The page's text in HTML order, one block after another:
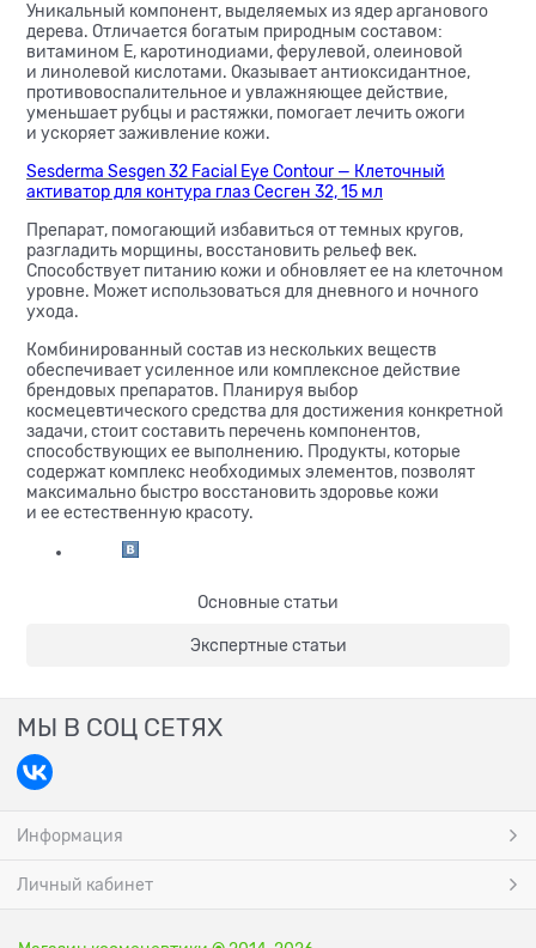
Уникальный компонент, выделяемых из ядер арганового
дерева. Отличается богатым природным составом:
витамином Е, каротинодиами, ферулевой, олеиновой
и линолевой кислотами. Оказывает антиоксидантное,
противовоспалительное и увлажняющее действие,
уменьшает рубцы и растяжки, помогает лечить ожоги
и ускоряет заживление кожи.
Sesderma Sesgen 32 Facial Eye Contour — Клеточный
активатор для контура глаз Сесген 32, 15 мл
Препарат, помогающий избавиться от темных кругов,
разгладить морщины, восстановить рельеф век.
Способствует питанию кожи и обновляет ее на клеточном
уровне. Может использоваться для дневного и ночного
ухода.
Комбинированный состав из нескольких веществ
обеспечивает усиленное или комплексное действие
брендовых препаратов. Планируя выбор
космецевтического средства для достижения конкретной
задачи, стоит составить перечень компонентов,
способствующих ее выполнению. Продукты, которые
содержат комплекс необходимых элементов, позволят
максимально быстро восстановить здоровье кожи
и ее естественную красоту.
Основные статьи
Экспертные статьи
МЫ В СОЦ СЕТЯХ
Информация
Личный кабинет